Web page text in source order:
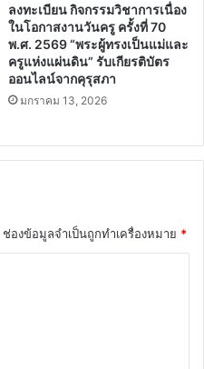
ลงทะเบียน กิจกรรมวิชาการเนื่อง
ในโอกาสงานวันครู ครั้งที่ 70
พ.ศ. 2569 “พระผู้ทรงเป็นแม่และ
ครูแห่งแผ่นดิน” รับเกียรติบัตร
ออนไลน์จากคุรุสภา
มกราคม 13, 2026
ช่องข้อมูลจำเป็นถูกทำเครื่องหมาย *